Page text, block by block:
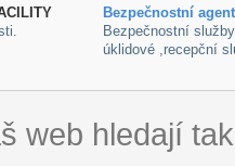
Bezpečnostní
Bezpečnostní
úklidové ,recepční
web hledají